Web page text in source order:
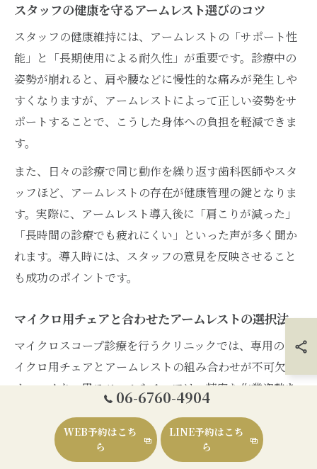
スタッフの健康を守るアームレスト選びのコツ
スタッフの健康維持には、アームレストの「サポート性
能」と「長期使用による耐久性」が重要です。診療中の
姿勢が崩れると、肩や腰などに慢性的な痛みが発生しや
すくなりますが、アームレストによって正しい姿勢をサ
ポートすることで、こうした身体への負担を軽減できま
す。
また、日々の診療で同じ動作を繰り返す歯科医師やスタ
ッフほど、アームレストの存在が健康管理の鍵となりま
す。実際に、アームレスト導入後に「肩こりが減った」
「長時間の診療でも疲れにくい」といった声が多く聞か
れます。導入時には、スタッフの意見を反映させること
も成功のポイントです。
マイクロ用チェアと合わせたアームレストの選択法
マイクロスコープ診療を行うクリニックでは、専用のマ
イクロ用チェアとアームレストの組み合わせが不可欠で
す。マイクロ用スツールやチェアは、精密な作業姿勢を
長時間維持するために設計されていますが、アームレス
ト付きスツールを併用することで、さらに安定した姿勢
が可能となります。
06-6760-4904
WEB予約はこち
ら
LINE予約はこち
ら